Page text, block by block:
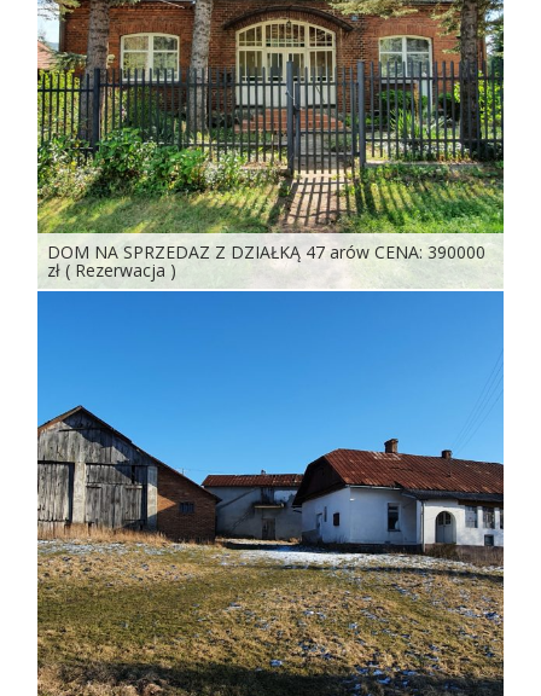
DOM NA SPRZEDAZ Z DZIAŁKĄ 47 arów CENA: 390000
zł ( Rezerwacja )